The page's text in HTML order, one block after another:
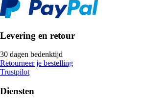
Levering en retour
30 dagen bedenktijd
Retourneer je bestelling
Trustpilot
Diensten